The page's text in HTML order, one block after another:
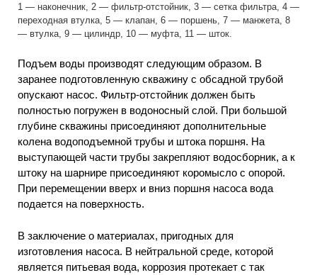
1 — наконечник, 2 — фильтр-отстойник, 3 — сетка фильтра, 4 —
переходная втулка, 5 — клапан, 6 — поршень, 7 — манжета, 8
— втулка, 9 — цилиндр, 10 — муфта, 11 — шток.
Подъем воды производят следующим образом. В
заранее подготовленную скважину с обсадной трубой
опускают насос. Фильтр-отстойник должен быть
полностью погружен в водоносный слой. При большой
глубине скважины присоединяют дополнительные
колена водоподъемной трубы и штока поршня. На
выступающей части трубы закрепляют водосборник, а к
штоку на шарнире присоединяют коромысло с опорой.
При перемещении вверх и вниз поршня насоса вода
подается на поверхность.
В заключение о материалах, пригодных для
изготовления насоса. В нейтральной среде, которой
является питьевая вода, коррозия протекает с так